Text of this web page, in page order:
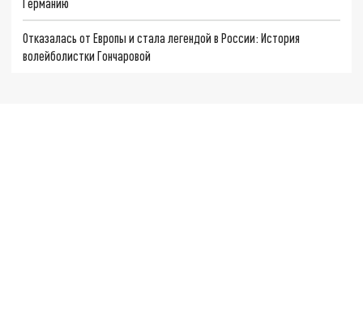
Отказалась от Европы и стала легендой в России: История
волейболистки Гончаровой